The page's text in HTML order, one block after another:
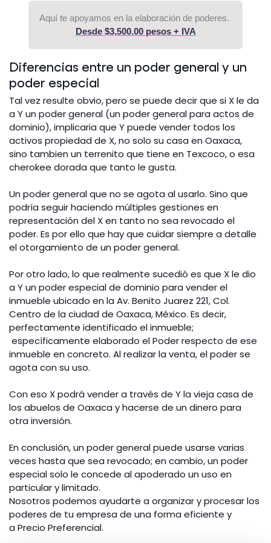
Aquí te apoyamos en la elaboración de poderes.
Desde $3,500.00 pesos + IVA
Diferencias entre un poder general y un
poder especial
Tal vez resulte obvio, pero se puede decir que si X le da
a Y un poder general (un poder general para actos de
dominio), implicaria que Y puede vender todos los
activos propiedad de X, no solo su casa en Oaxaca,
sino tambien un terrenito que tiene en Texcoco, o esa
cherokee dorada que tanto le gusta.
Un poder general que no se agota al usarlo. Sino que
podría seguir haciendo múltiples gestiones en
representación del X en tanto no sea revocado el
poder. Es por ello que hay que cuidar siempre a detalle
el otorgamiento de un poder general.
Por otro lado, lo que realmente sucedió es que X le dio
a Y un poder especial de dominio para vender el
inmueble ubicado en la Av. Benito Juarez 221, Col.
Centro de la ciudad de Oaxaca, México. Es decir,
perfectamente identificado el inmueble;
específicamente elaborado el Poder respecto de ese
inmueble en concreto. Al realizar la venta, el poder se
agota con su uso.
Con eso X podrá vender a través de Y la vieja casa de
los abuelos de Oaxaca y hacerse de un dinero para
otra inversión.
En conclusión, un poder general puede usarse varias
veces hasta que sea revocado; en cambio, un poder
especial solo le concede al apoderado un uso en
particular y limitado.
Nosotros podemos ayudarte a organizar y procesar los
poderes de tu empresa de una forma eficiente y
a Precio Preferencial.